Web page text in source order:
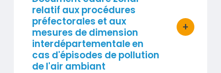
relatif aux procédures
préfectorales et aux
mesures de dimension
interdépartementale en
cas d'épisodes de pollution
de l'air ambiant
+
bouton